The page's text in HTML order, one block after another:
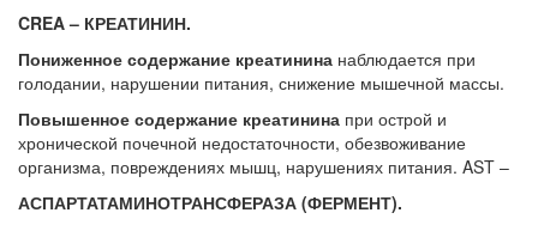
CREA – КРЕАТИНИН.
Пониженное содержание креатинина наблюдается при
голодании, нарушении питания, снижение мышечной массы.
Повышенное содержание креатинина при острой и
хронической почечной недостаточности, обезвоживание
организма, повреждениях мышц, нарушениях питания. AST –
АСПАРТАТАМИНОТРАНСФЕРАЗА (ФЕРМЕНТ).